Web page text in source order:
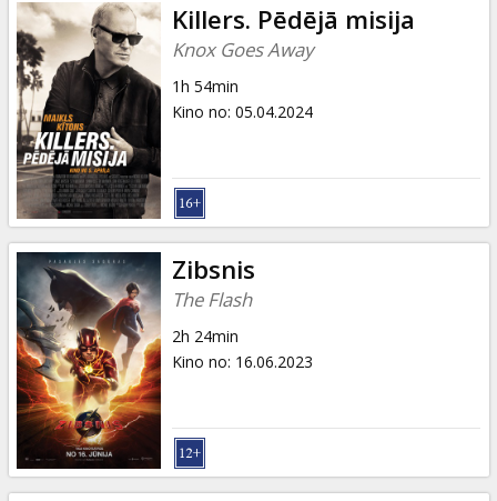
Killers. Pēdējā misija
Knox Goes Away
1h 54min
Kino no: 05.04.2024
Zibsnis
The Flash
2h 24min
Kino no: 16.06.2023